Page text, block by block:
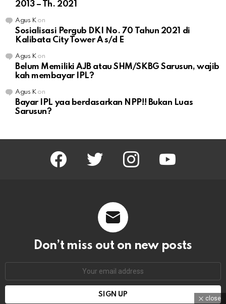
2013 – Th. 2021
Agus Kon
Sosialisasi Pergub DKI No. 70 Tahun 2021 di
Kalibata City Tower A s/d E
Agus Kon
Belum Memiliki AJB atau SHM/SKBG Sarusun, wajib
kah membayar IPL?
Agus Kon
Bayar IPL yaa berdasarkan NPP!! Bukan Luas
Sarusun?
facebook twitter instagram youtube
Don’t miss out on new posts
close